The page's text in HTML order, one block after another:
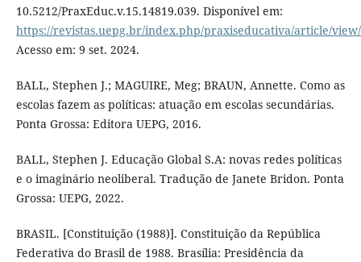
10.5212/PraxEduc.v.15.14819.039. Disponível em:
https://revistas.uepg.br/index.php/praxiseducativa/article/
Acesso em: 9 set. 2024.
BALL, Stephen J.; MAGUIRE, Meg; BRAUN, Annette. Como as
escolas fazem as políticas: atuação em escolas secundárias.
Ponta Grossa: Editora UEPG, 2016.
BALL, Stephen J. Educação Global S.A: novas redes políticas
e o imaginário neoliberal. Tradução de Janete Bridon. Ponta
Grossa: UEPG, 2022.
BRASIL. [Constituição (1988)]. Constituição da República
Federativa do Brasil de 1988. Brasília: Presidência da